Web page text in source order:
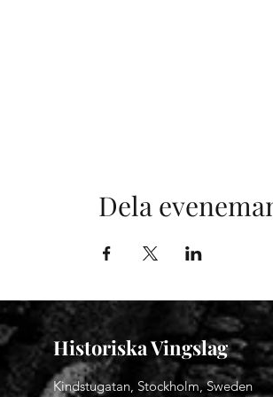
Dela
Historiska Vingslag
Kindstugatan, Stockholm, Sweden